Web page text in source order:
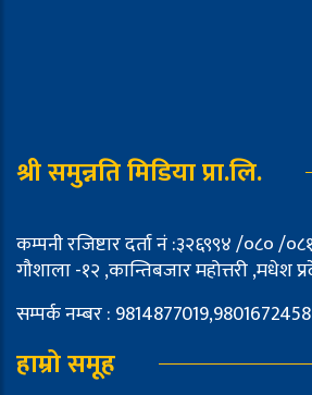
श्री समुन्नति मिडिया प्रा.लि.
कम्पनी रजिष्टार दर्ता नं :३२६९९४ /०८० /०८१
गौशाला -१२ ,कान्तिबजार महोत्तरी ,मधेश
सम्पर्क नम्बर : 9814877019,9801672458
हाम्रो समूह